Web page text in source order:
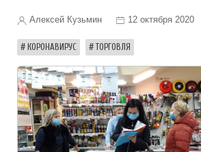
Алексей Кузьмин 12 октября 2020
КОРОНАВИРУС ТОРГОВЛЯ